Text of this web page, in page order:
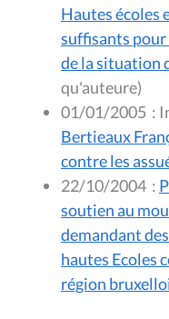
Hautes écoles
suffisants pour
de la situation
qu'auteure)
01/01/2005 :
Bertieaux
contre les
22/10/2004 :
soutien au
demandant
hautes Ecoles
région